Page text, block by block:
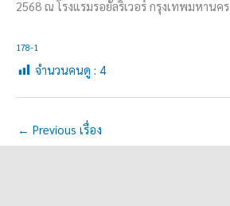
2568 ณ โรงแรมรอยัลริเวอร์ กรุงเทพมหานคร
178-1
จำนวนคนดู : 4
← Previous เรื่อง